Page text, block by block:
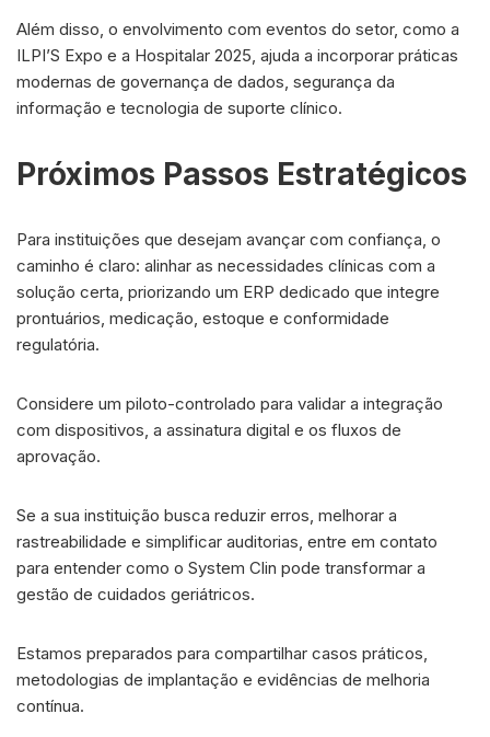
Além disso, o envolvimento com eventos do setor, como a
ILPI’S Expo e a Hospitalar 2025, ajuda a incorporar práticas
modernas de governança de dados, segurança da
informação e tecnologia de suporte clínico.
Próximos Passos Estratégicos
Para instituições que desejam avançar com confiança, o
caminho é claro: alinhar as necessidades clínicas com a
solução certa, priorizando um ERP dedicado que integre
prontuários, medicação, estoque e conformidade
regulatória.
Considere um piloto-controlado para validar a integração
com dispositivos, a assinatura digital e os fluxos de
aprovação.
Se a sua instituição busca reduzir erros, melhorar a
rastreabilidade e simplificar auditorias, entre em contato
para entender como o System Clin pode transformar a
gestão de cuidados geriátricos.
Estamos preparados para compartilhar casos práticos,
metodologias de implantação e evidências de melhoria
contínua.